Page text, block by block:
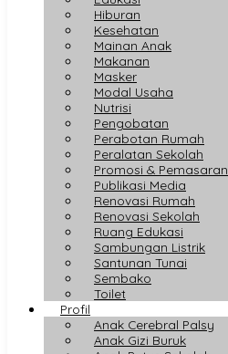
Hiburan
Kesehatan
Mainan Anak
Makanan
Masker
Modal Usaha
Nutrisi
Pengobatan
Perabotan Rumah
Peralatan Sekolah
Promosi & Pemasaran
Publikasi Media
Renovasi Rumah
Renovasi Sekolah
Ruang Edukasi
Sambungan Listrik
Santunan Tunai
Sembako
Toilet
Profil
Anak Cerebral Palsy
Anak Gizi Buruk